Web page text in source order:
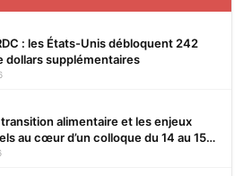
: les États-Unis débloquent 242
dollars supplémentaires
transition alimentaire et les enjeux
au cœur d’un colloque du 14 au 15
Lomé